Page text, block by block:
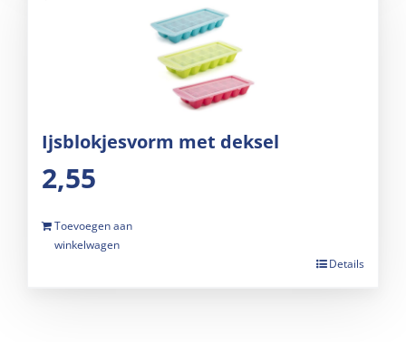
Ijsblokjesvorm met deksel
2,55
Toevoegen aan
winkelwagen
Details